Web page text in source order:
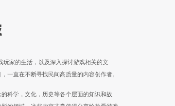
家的生活，以及深入探讨游戏相关的文
一直在不断寻找民间高质量的内容创作者。
科学，文化，历史等各个层面的知识和故